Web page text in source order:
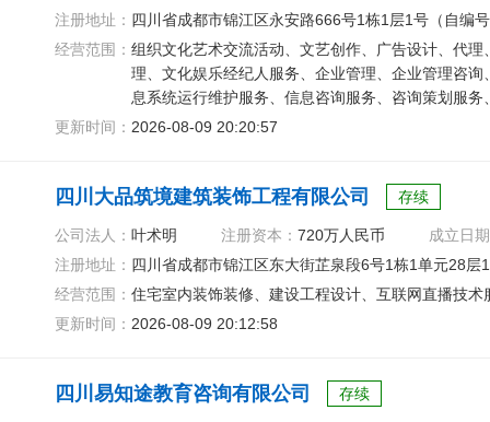
注册地址： 四川省成都市锦江区永安路666号1栋1层1号（自编
经营范围： 组织文化艺术交流活动、文艺创作、广告设计、代
理、文化娱乐经纪人服务、企业管理、企业管理咨
息系统运行维护服务、信息咨询服务、咨询策划服
活动
更新时间： 2026-08-09 20:20:57
四川大品筑境建筑装饰工程有限公司 存续
公司法人： 叶术明 注册资本： 720万人民币
成立日
注册地址： 四川省成都市锦江区东大街芷泉段6号1栋1单元28层
经营范围： 住宅室内装饰装修、建设工程设计、互联网直播技
更新时间： 2026-08-09 20:12:58
四川易知途教育咨询有限公司 存续